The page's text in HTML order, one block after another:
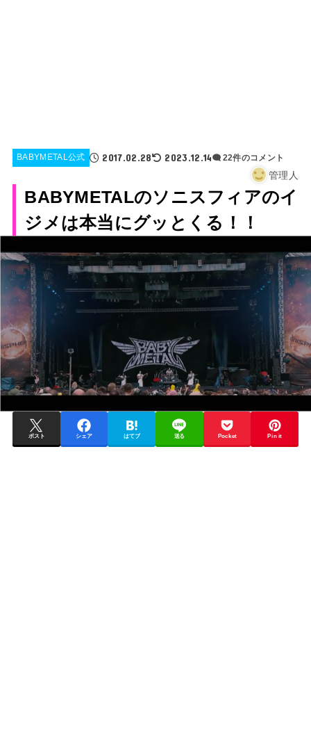
BABYMETAL公式 2017.02.28 2023.12.14 22件のコメント
管理人
BABYMETALのソニスフィアのイ
ジメは本当にグッとくる！！
ポスト シェア はてブ 送る Pocket Pin it